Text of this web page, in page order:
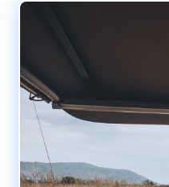
Tour e safari